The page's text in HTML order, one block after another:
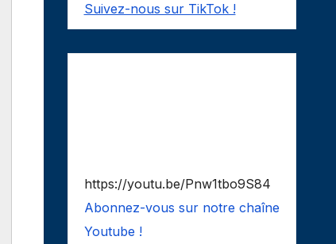
Suivez-nous sur TikTok !
https://youtu.be/Pnw1tbo9S84
Abonnez-vous sur notre chaîne
Youtube !